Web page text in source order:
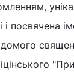
і посвячена